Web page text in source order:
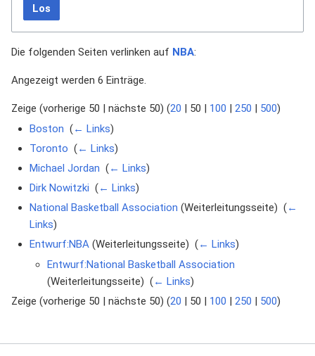
Los
Die folgenden Seiten verlinken auf NBA:
Angezeigt werden 6 Einträge.
Zeige (vorherige 50 nächste 50) (20 50 100 250 500)
Boston (← Links)
Toronto (← Links)
Michael Jordan (← Links)
Dirk Nowitzki (← Links)
National Basketball Association (Weiterleitungsseite) ‎ (←
Links)
Entwurf:NBA(Weiterleitungsseite) ‎ (← Links)
Entwurf:National Basketball Association
(Weiterleitungsseite) ‎(← Links)
Zeige (vorherige 50 | nächste 50) (20 | 50 | 100 | 250 | 500)